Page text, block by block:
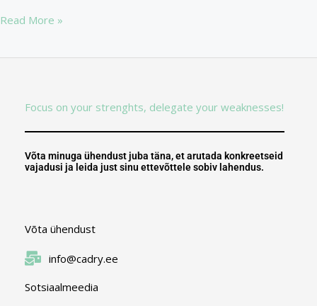
Read More »
Focus on your strenghts, delegate your weaknesses!
Võta minuga ühendust juba täna, et arutada konkreetseid
vajadusi ja leida just sinu ettevõttele sobiv lahendus.
Võta ühendust
info@cadry.ee
Sotsiaalmeedia